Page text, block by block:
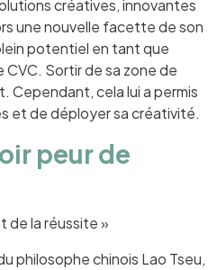
créatives, innovantes
une nouvelle facette de son
potentiel en tant que
Sortir de sa zone de
Cependant, cela lui a permis
et de déployer sa créativité.
peur de
de la réussite »
philosophe chinois Lao Tseu,